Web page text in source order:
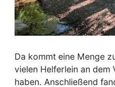
Da kommt eine Menge
vielen Helferlein an dem
haben. Anschließend